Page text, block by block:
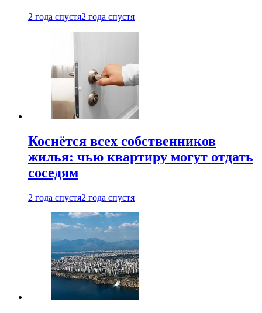
2 года спустя2 года спустя
Коснётся всех собственников
жилья: чью квартиру могут отдать
соседям
2 года спустя2 года спустя